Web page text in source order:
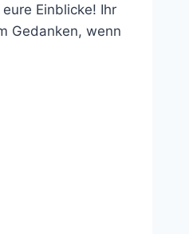
Einblicke! Ihr
Gedanken, wenn